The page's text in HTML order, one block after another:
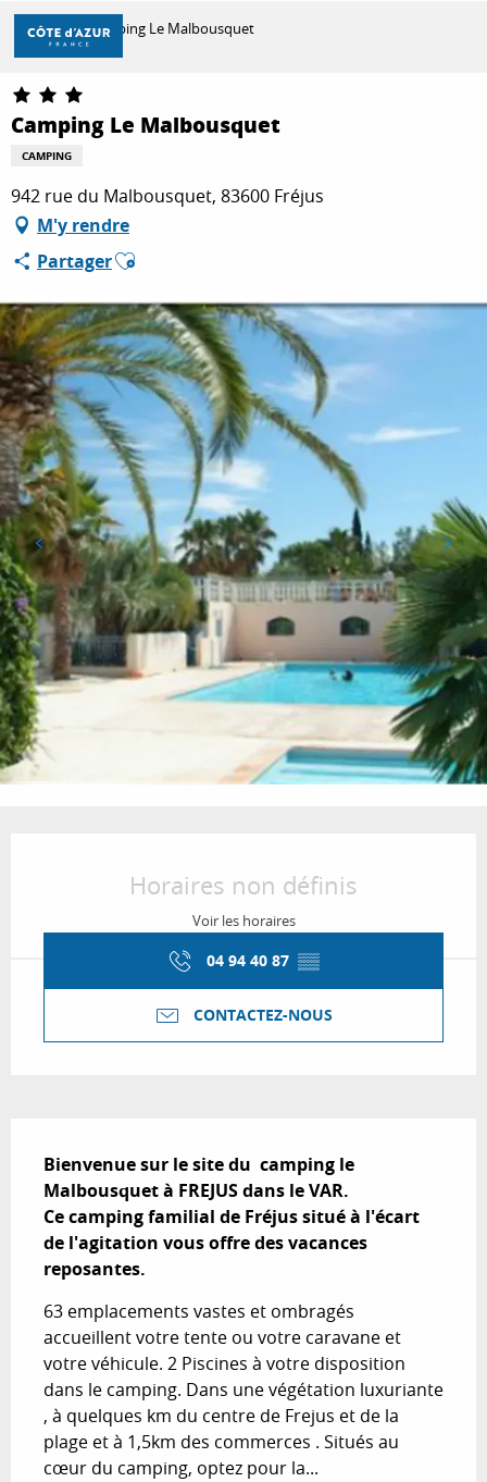
Aller
contenu
principal
DÉCOUVRIR
À FAIRE
SÉJOURNER
Accueil Camping Le Malbousquet
Camping Le Malbousquet
CAMPING
942 rue du Malbousquet, 83600 Fréjus
M'y rendre
PartagerAjouter aux favoris
Horaires non définis
Voir les horaires
04 94 40 87 ▒▒
CONTACTEZ-NOUS
Bienvenue sur le site du  camping le
Malbousquet à FREJUS dans le VAR.
Ce camping familial de Fréjus situé à l'écart
de l'agitation vous offre des vacances
reposantes.
63 emplacements vastes et ombragés
accueillent votre tente ou votre caravane et
votre véhicule. 2 Piscines à votre disposition
dans le camping. Dans une végétation luxuriante
, à quelques km du centre de Frejus et de la
plage et à 1,5km des commerces . Situés au
cœur du camping, optez pour la...